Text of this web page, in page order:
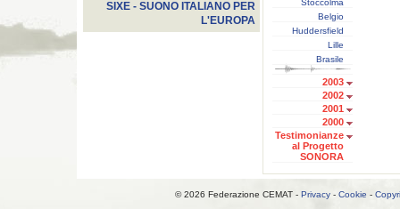
SIXE - SUONO ITALIANO PER
L'EUROPA
Stoccolma
Belgio
Huddersfield
Lille
Brasile
2003
2002
2001
2000
Testimonianze
al Progetto
SONORA
© 2026 Federazione CEMAT - Privacy- Cookie -